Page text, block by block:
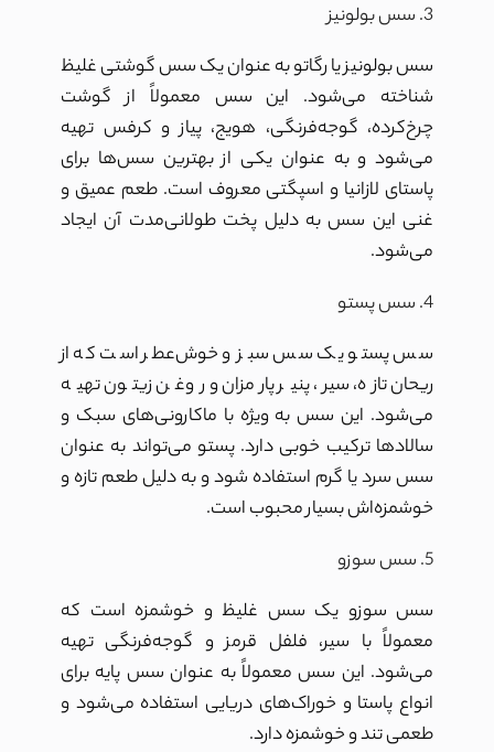
3. سس بولونیز
سس بولونیز یا رگاتو به عنوان یک سس گوشتی غلیظ
شناخته می‌شود. این سس معمولاً از گوشت
چرخ‌کرده، گوجه‌فرنگی، هویج، پیاز و کرفس تهیه
می‌شود و به عنوان یکی از بهترین سس‌ها برای
پاستای لازانیا و اسپگتی معروف است. طعم عمیق و
غنی این سس به دلیل پخت طولانی‌مدت آن ایجاد
می‌شود.
4. سس پستو
سس پستو یک سس سبز و خوش‌عطر است که از
ریحان تازه، سیر، پنیر پارمزان و روغن زیتون تهیه
می‌شود. این سس به ویژه با ماکارونی‌های سبک و
سالادها ترکیب خوبی دارد. پستو می‌تواند به عنوان
سس سرد یا گرم استفاده شود و به دلیل طعم تازه و
خوشمزه‌اش بسیار محبوب است.
5. سس سوزو
سس سوزو یک سس غلیظ و خوشمزه است که
معمولاً با سیر، فلفل قرمز و گوجه‌فرنگی تهیه
می‌شود. این سس معمولاً به عنوان سس پایه برای
انواع پاستا و خوراک‌های دریایی استفاده می‌شود و
طعمی تند و خوشمزه دارد.